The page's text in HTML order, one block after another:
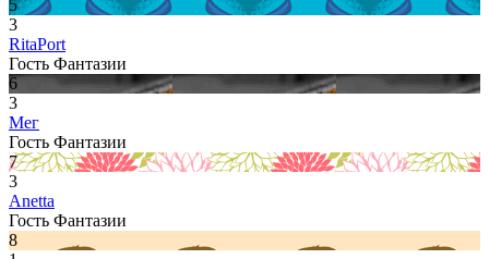
5
3
RitaPort
Гость Фантазии
6
3
Мег
Гость Фантазии
7
3
Anetta
Гость Фантазии
8